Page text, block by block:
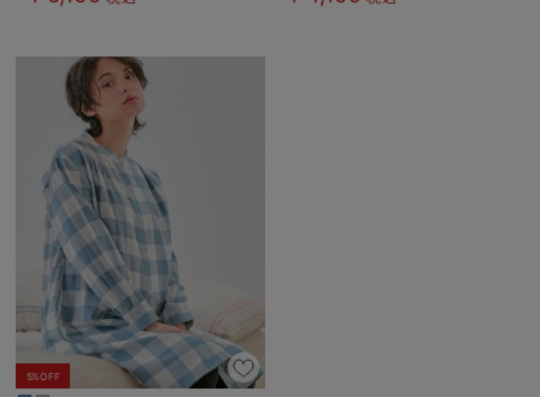
使える】
Rosemadame（ローズマダム）
5%OFF